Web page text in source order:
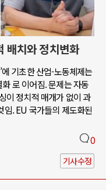
배치와 정치변화
기초한 산업-노동체제는
로 이어짐. 문제는 자동
이 정치적 매개가 없이 과
. EU 국가들의 제도화된
0
기사수정